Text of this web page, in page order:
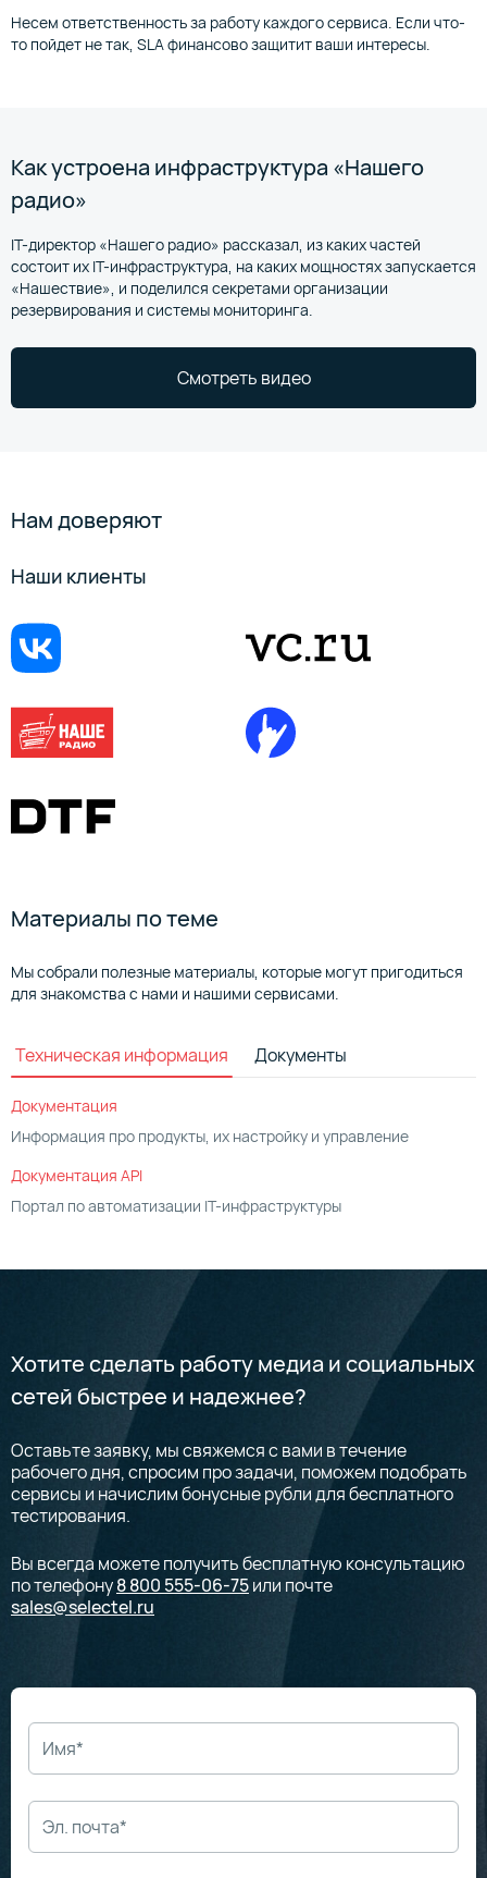
Несем ответственность за работу каждого сервиса. Если что-
то пойдет не так, SLA финансово защитит ваши интересы.
Как устроена инфраструктура «Нашего
радио»
IT-директор «Нашего радио» рассказал, из каких частей
состоит их IT-инфраструктура, на каких мощностях запускается
«Нашествие», и поделился секретами организации
резервирования и системы мониторинга.
Смотреть видео
Нам доверяют
Наши клиенты
Материалы по теме
Мы собрали полезные материалы, которые могут пригодиться
для знакомства с нами и нашими сервисами.
Техническая информация Документы
Документация
Информация про продукты, их настройку и управление
Документация API
Портал по автоматизации IT-инфраструктуры
Хотите сделать работу медиа и социальных
сетей быстрее и надежнее?
Оставьте заявку, мы свяжемся с вами в течение
рабочего дня, спросим про задачи, поможем подобрать
сервисы и начислим бонусные рубли для бесплатного
тестирования.
Вы всегда можете получить бесплатную консультацию
по телефону8 800 555-06-75или почте
sales@selectel.ru